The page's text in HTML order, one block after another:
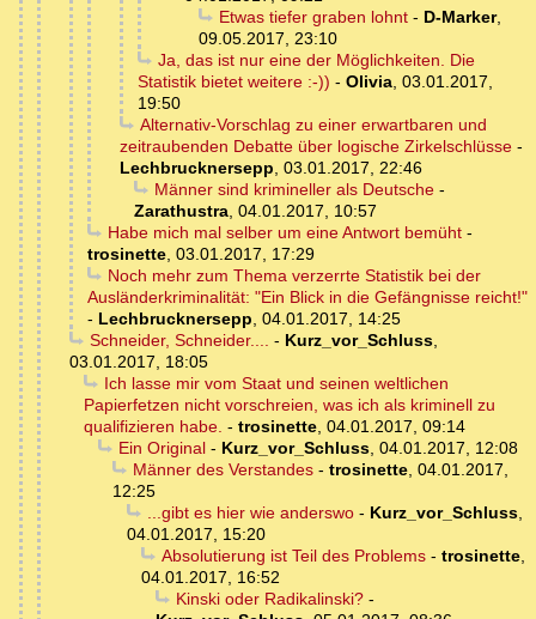
Etwas tiefer graben lohnt- D-Marker,
09.05.2017, 23:10
Ja, das ist nur eine der Möglichkeiten. Die
Statistik bietet weitere :-)) - Olivia 03.01.2017,
19:50
Alternativ-Vorschlag zu einer erwartbaren und
zeitraubenden Debatte über logische Zirkelschlüsse -
Lechbrucknersepp 03.01.2017, 22:46
Männer sind krimineller als Deutsche-
Zarathustra 04.01.2017, 10:57
Habe mich mal selber um eine Antwort bemüht-
trosinette 03.01.2017, 17:29
Noch mehr zum Thema verzerrte Statistik bei der
Ausländerkriminalität: "Ein Blick in die Gefängnisse reicht!"
- Lechbrucknersepp 04.01.2017, 14:25
Schneider, Schneider....
- Kurz_vor_Schluss,
03.01.2017, 18:05
Ich lasse mir vom Staat und seinen weltlichen
Papierfetzen nicht vorschreien, was ich als kriminell zu
qualifizieren habe. - trosinette 04.01.2017, 09:14
Ein Original- Kurz_vor_Schluss, 04.01.2017, 12:08
Männer des Verstandes- trosinette, 04.01.2017,
12:25
...gibt es hier wie anderswo- Kurz_vor_Schluss,
04.01.2017, 15:20
Absolutierung ist Teil des Problems- trosinette,
04.01.2017, 16:52
Kinski oder Radikalinski?-